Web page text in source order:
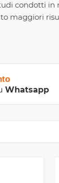
condotti
maggiori
Whatsapp